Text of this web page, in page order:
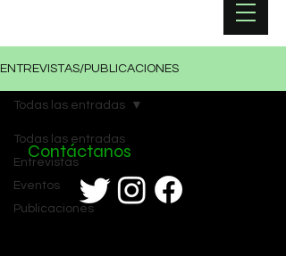
ENTREVISTAS/PUBLICACIONES
Todas las entradas
Entrevistas
Eventos
Publicaciones
Todas las entradas
Contáctanos